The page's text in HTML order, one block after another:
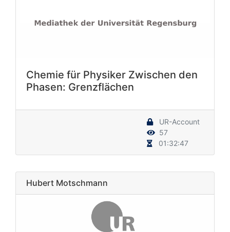
Chemie für Physiker Zwischen den
Phasen: Grenzflächen
UR-Account
57
01:32:47
Hubert Motschmann